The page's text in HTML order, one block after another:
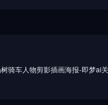
骑车人物剪影插画海报-即梦ai